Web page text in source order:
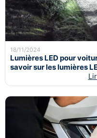
18/11/2024
Lumières LED pour
savoir sur les lumières